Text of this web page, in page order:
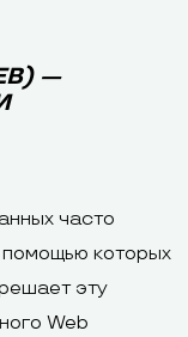
—
часто
помощью которых
эту
Web